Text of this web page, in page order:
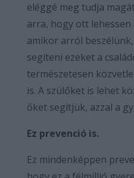
eléggé meg tudja
arra, hogy ott
amikor arról
segíteni ezeket a
természetesen
is. A szülőket is lehet
őket segítjük, azzal a
Ez prevenció is.
Ez mindenképpen